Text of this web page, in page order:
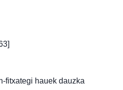
fitxategi hauek dauzka